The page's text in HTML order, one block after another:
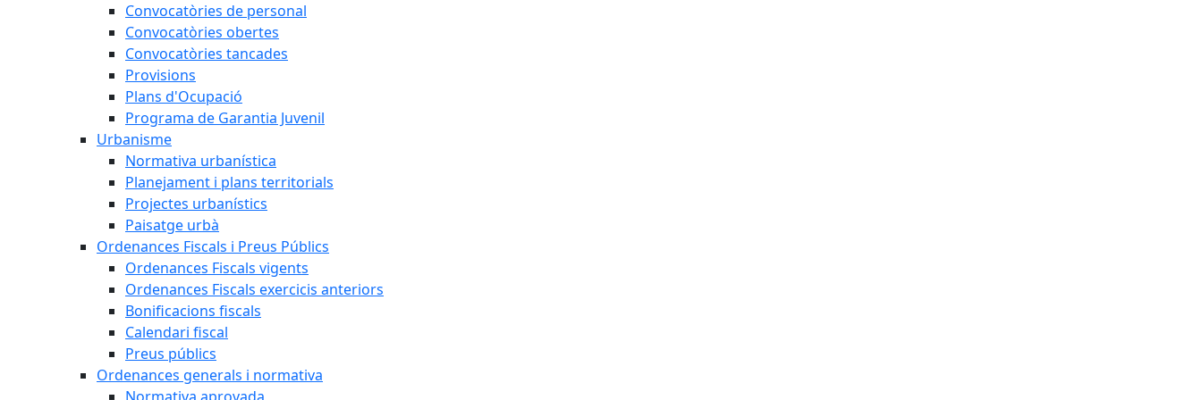
Convocatòries de personal
Convocatòries obertes
Convocatòries tancades
Provisions
Plans d'Ocupació
Programa de Garantia Juvenil
Urbanisme
Normativa urbanística
Planejament i plans territorials
Projectes urbanístics
Paisatge urbà
Ordenances Fiscals i Preus Públics
Ordenances Fiscals vigents
Ordenances Fiscals exercicis anteriors
Bonificacions fiscals
Calendari fiscal
Preus públics
Ordenances generals i normativa